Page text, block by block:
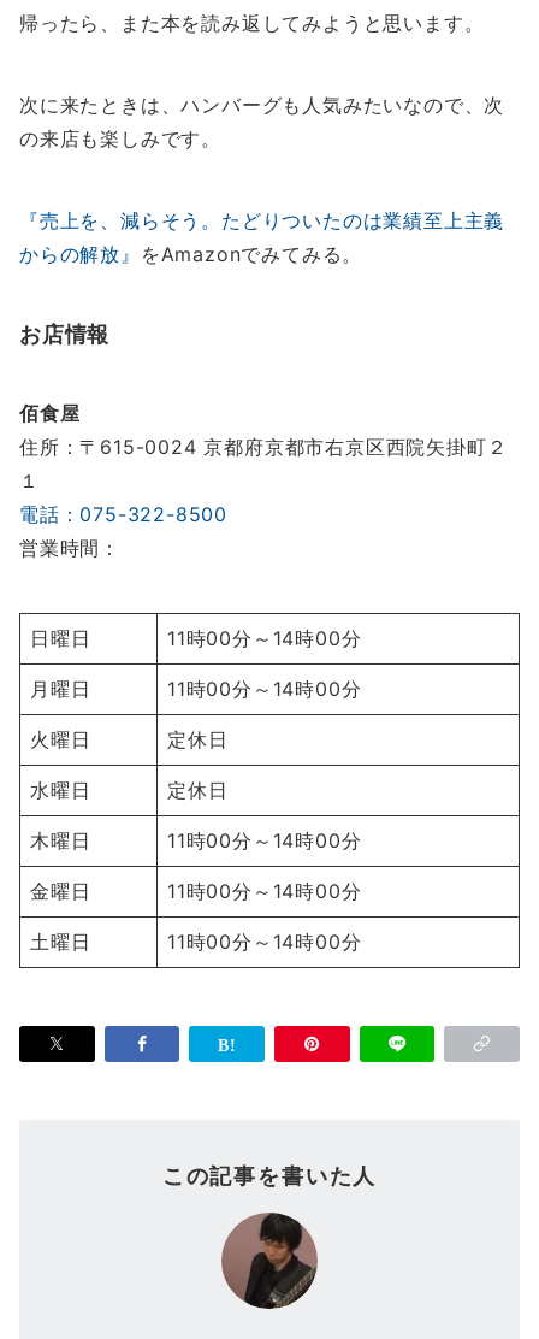
帰ったら、また本を読み返してみようと思います。
次に来たときは、ハンバーグも人気みたいなので、次
の来店も楽しみです。
『売上を、減らそう。たどりついたのは業績至上主義
からの解放』 をAmazonでみてみる。
お店情報
佰食屋
住所：〒615-0024 京都府京都市右京区西院矢掛町２
１
電話：075-322-8500
営業時間：
日曜日 11時00分～14時00分
月曜日 11時00分～14時00分
火曜日 定休日
水曜日 定休日
木曜日 11時00分～14時00分
金曜日 11時00分～14時00分
土曜日 11時00分～14時00分
この記事を書いた人